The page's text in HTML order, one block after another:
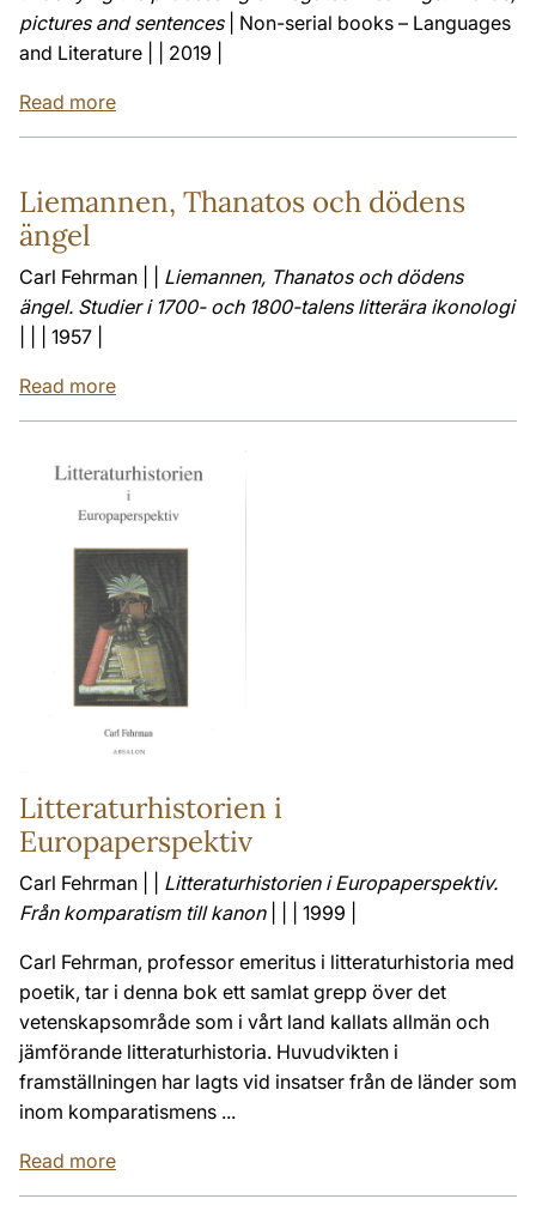
pictures and sentences| Non-serial books – Languages
and Literature | | 2019 |
Read more
Liemannen, Thanatos och dödens
ängel
Carl Fehrman | | Liemannen, Thanatos och dödens
ängel. Studier i 1700- och 1800-talens litterära ikonologi
| | | 1957 |
Read more
Litteraturhistorien i
Europaperspektiv
Carl Fehrman | | Litteraturhistorien i Europaperspektiv.
Från komparatism till kanon| | | 1999 |
Carl Fehrman, professor emeritus i litteraturhistoria med
poetik, tar i denna bok ett samlat grepp över det
vetenskapsområde som i vårt land kallats allmän och
jämförande litteraturhistoria. Huvudvikten i
framställningen har lagts vid insatser från de länder som
inom komparatismens ...
Read more